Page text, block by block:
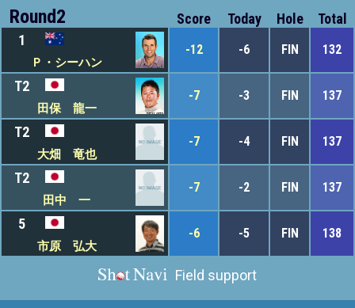
Round2 Score Today Hole
Total
1
Ｐ・シーハン
-12 -6 FIN 132
T2
田保 龍一
-7 -3 FIN 137
T2
大畑 竜也
-7 -4 FIN 137
T2
田中 一
-7 -2 FIN 137
5
市原 弘大
-6 -5 FIN 138
Field support